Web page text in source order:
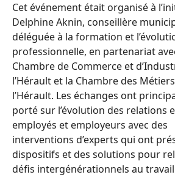
Cet événement était organisé à
Delphine Aknin, conseillère
déléguée à la formation et
professionnelle, en partenariat
Chambre de Commerce et
l’Hérault et la Chambre des
l’Hérault. Les échanges ont
porté sur l’évolution des relations
employés et employeurs avec des
interventions d’experts qui ont
dispositifs et des solutions pour
défis intergénérationnels au